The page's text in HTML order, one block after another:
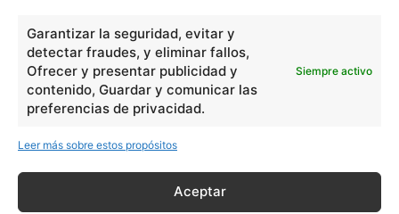
Garantizar la seguridad, evitar y
detectar fraudes, y eliminar fallos,
Ofrecer y presentar publicidad y
contenido, Guardar y comunicar las
preferencias de privacidad.
Siempre activo
Leer más sobre estos propósitos
Aceptar
Números romanos
Ángulos agudo, obtuso, recto y...
En Filosofía
Teoría de los Cuatro Elementos